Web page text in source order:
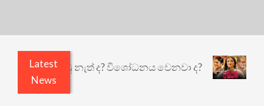
Latest
News
කුඩු නැත් ද? විශෝධනය වෙනවා ද?